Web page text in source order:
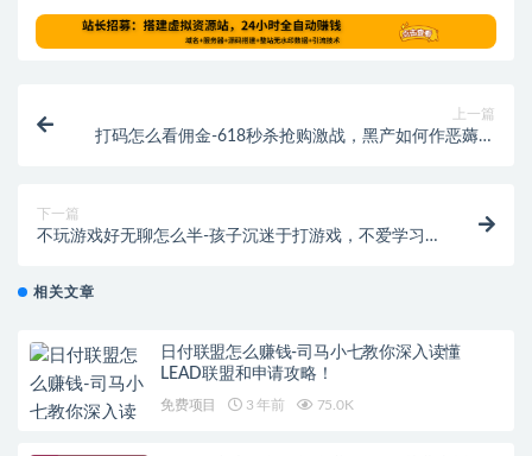
上一篇
打码怎么看佣金-618秒杀抢购激战，黑产如何作恶薅羊
下一篇
不玩游戏好无聊怎么半-孩子沉迷于打游戏，不爱学习
相关文章
日付联盟怎么赚钱-司马小七教你深入读懂
LEAD联盟和申请攻略！
免费项目 3 年前 75.0K